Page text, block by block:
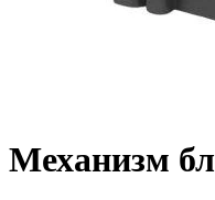
Механизм